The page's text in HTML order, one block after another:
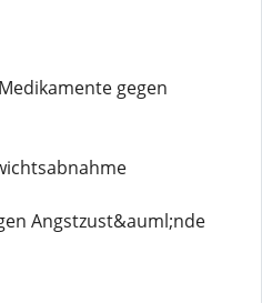
gegen
Angstzust&auml;nde